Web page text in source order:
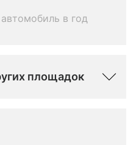
в год
площадок